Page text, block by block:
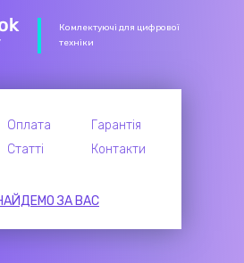
Комлектуючі для цифрової
техніки
Оплата
Гарантія
Статті Контакти
ЗА ВАС